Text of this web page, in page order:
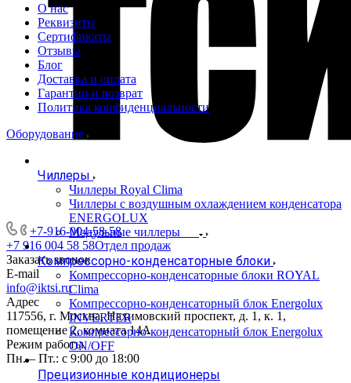
+7-916-004-58-58
+7 916 004 58 58Отдел продаж
Заказать звонок
E-mail
info@iktsi.ru
Адрес
117556, г. Москва, Нахимовский проспект, д. 1, к. 1,
помещение 2, комната 14А
Режим работы
Пн. – Пт.: с 9:00 до 18:00
О нас
Реквизиты
Сертификаты
Отзывы
Блог
Доставка и оплата
Гарантии и возврат
Политика конфиденциальности
Оборудование
Чиллеры
Чиллеры Royal Clima
Чиллеры с воздушным охлаждением конденсатора
ENERGOLUX
Модульные чиллеры
Компрессорно-конденсаторные блоки
Компрессорно-конденсаторные блоки ROYAL
Clima
Компрессорно-конденсаторный блок Energolux
INVERTER
Компрессорно-конденсаторный блок Energolux
ON/OFF
Прецизионные кондиционеры